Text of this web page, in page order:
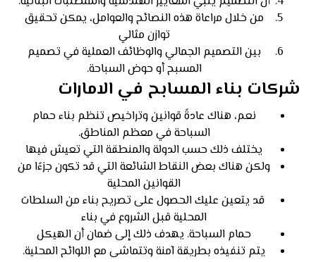
من خلال مراعاة هذه النصائح والعوامل، يمكن تحقيق
توازن مثالي
بين التصميم الجمالي والوظائف العملية في تصميم
المسبح أو حوض السباحة.
شركات بناء المسابح في الامارات
نعم، هناك عادةً قوانين وتراخيص تنظم بناء حمام
السباحة في معظم المناطق.
يختلف ذلك حسب الدولة والمنطقة التي تعيش فيها
ولكن هناك بعض النقاط الشائعة التي قد تكون جزءًا من
القوانين المحلية
قد يتعين عليك الحصول على تصريح بناء من السلطات
المحلية قبل الشروع في بناء
حمام السباحة. يهدف ذلك إلى ضمان أن الهيكل
يتم تنفيذه بطريقة آمنة وتتماشى مع اللوائح المحلية.